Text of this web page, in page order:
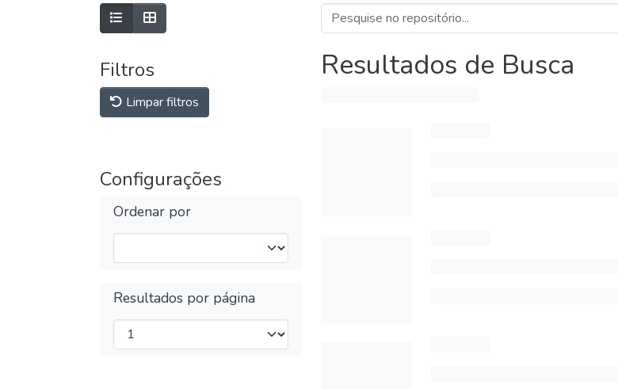
Filtros
Limpar filtros
Configurações
Ordenar por
Resultados por página
Resultados de Busca